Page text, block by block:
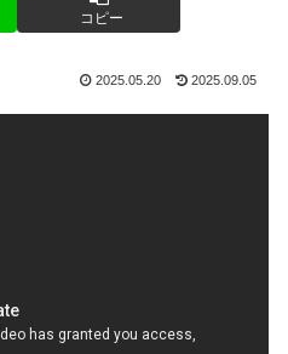
コピー
2025.05.20 2025.09.05